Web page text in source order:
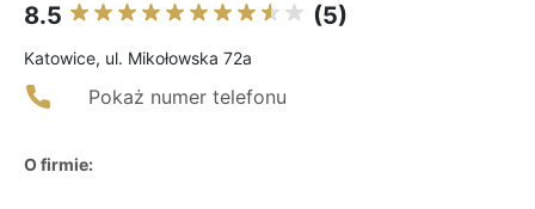
8.5 (5)
Katowice, ul. Mikołowska 72a
Pokaż numer telefonu
O firmie: